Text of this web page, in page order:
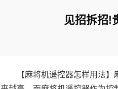
见招拆招!
【麻将机遥控器怎样用法